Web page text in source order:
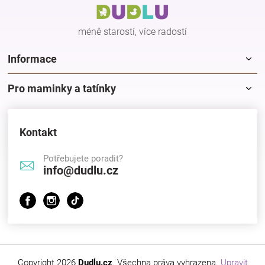
méně starostí, více radostí
Informace
Pro maminky a tatínky
Kontakt
Potřebujete poradit?
info@dudlu.cz
Copyright 2026 Dudlu.cz. Všechna práva vyhrazena. Upravit